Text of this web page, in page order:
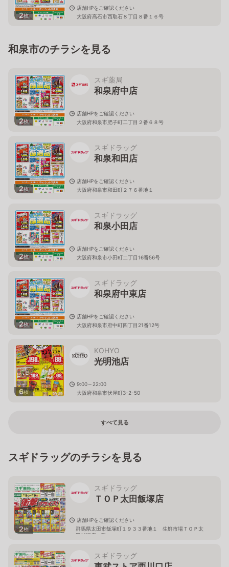
2枚
店舗HPをご確認ください
大阪府高石市西取石８丁目８番１６号
和泉市のチラシを見る
2枚
スギ薬局
和泉府中店
店舗HPをご確認ください
大阪府和泉市肥子町二丁目２番６８号
2枚
スギドラッグ
和泉和田店
店舗HPをご確認ください
大阪府和泉市和田町２７６番地１
2枚
スギドラッグ
和泉小田店
店舗HPをご確認ください
大阪府和泉市小田町二丁目16番56号
2枚
スギドラッグ
和泉府中東店
店舗HPをご確認ください
大阪府和泉市府中町四丁目21番12号
6枚
KOHYO
光明池店
9:00～22:00
大阪府和泉市伏屋町3-2-50
すべて見る
スギドラッグのチラシを見る
2枚
スギドラッグ
ＴＯＰ太田飯塚店
店舗HPをご確認ください
群馬県太田市飯塚町１９３３番地１ 生鮮市場ＴＯＰ太
田飯塚店１階
スギドラッグ